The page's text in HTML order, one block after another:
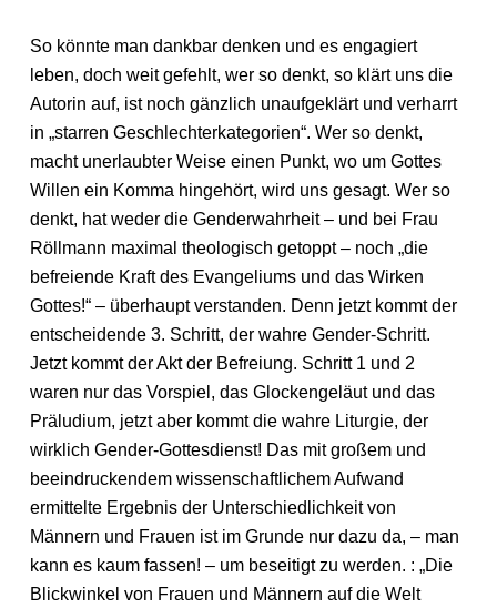
So könnte man dankbar denken und es engagiert
leben, doch weit gefehlt, wer so denkt, so klärt uns die
Autorin auf, ist noch gänzlich unaufgeklärt und verharrt
in „starren Geschlechterkategorien“. Wer so denkt,
macht unerlaubter Weise einen Punkt, wo um Gottes
Willen ein Komma hingehört, wird uns gesagt. Wer so
denkt, hat weder die Genderwahrheit – und bei Frau
Röllmann maximal theologisch getoppt – noch „die
befreiende Kraft des Evangeliums und das Wirken
Gottes!“ – überhaupt verstanden. Denn jetzt kommt der
entscheidende 3. Schritt, der wahre Gender-Schritt.
Jetzt kommt der Akt der Befreiung. Schritt 1 und 2
waren nur das Vorspiel, das Glockengeläut und das
Präludium, jetzt aber kommt die wahre Liturgie, der
wirklich Gender-Gottesdienst! Das mit großem und
beeindruckendem wissenschaftlichem Aufwand
ermittelte Ergebnis der Unterschiedlichkeit von
Männern und Frauen ist im Grunde nur dazu da, – man
kann es kaum fassen! – um beseitigt zu werden. : „Die
Blickwinkel von Frauen und Männern auf die Welt